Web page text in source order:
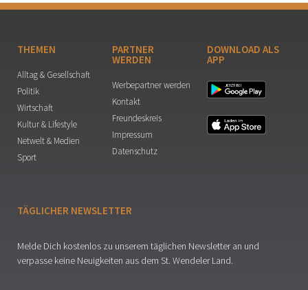
THEMEN
Alltag & Gesellschaft
Politik
Wirtschaft
Kultur & Lifestyle
Netwelt & Medien
Sport
PARTNER
WERDEN
Werbepartner werden
Kontakt
Freundeskreis
Impressum
Datenschutz
DOWNLOAD ALS
APP
TÄGLICHER NEWSLETTER
Melde Dich kostenlos zu unserem täglichen Newsletter an und
verpasse keine Neuigkeiten aus dem St. Wendeler Land.